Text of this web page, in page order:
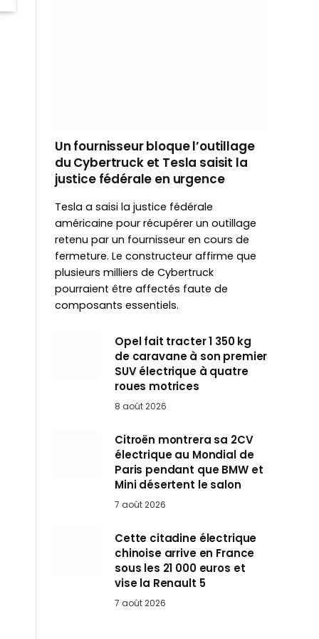
Un fournisseur bloque l’outillage
du Cybertruck et Tesla saisit la
justice fédérale en urgence
Tesla a saisi la justice fédérale
américaine pour récupérer un outillage
retenu par un fournisseur en cours de
fermeture. Le constructeur affirme que
plusieurs milliers de Cybertruck
pourraient être affectés faute de
composants essentiels.
Opel fait tracter 1 350 kg
de caravane à son premier
SUV électrique à quatre
roues motrices
8 août 2026
Citroën montrera sa 2CV
électrique au Mondial de
Paris pendant que BMW et
Mini désertent le salon
7 août 2026
Cette citadine électrique
chinoise arrive en France
sous les 21 000 euros et
vise la Renault 5
7 août 2026